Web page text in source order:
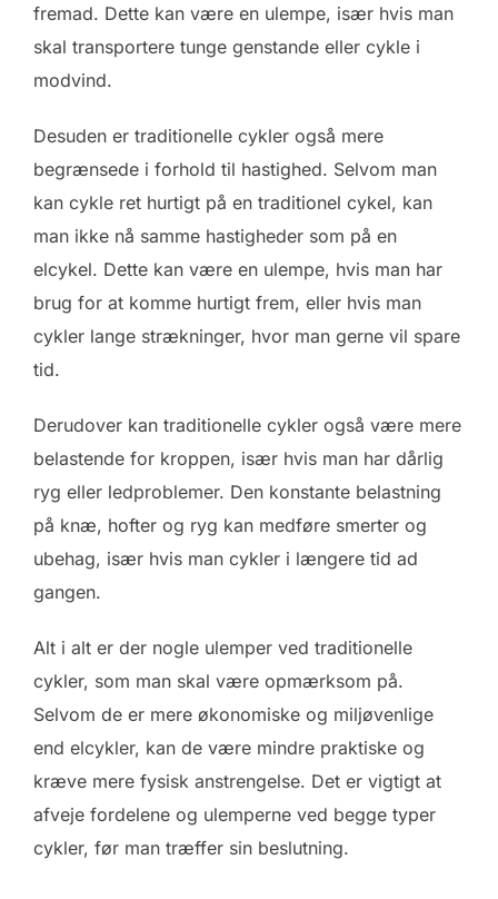
fremad. Dette kan være en ulempe, især hvis man
skal transportere tunge genstande eller cykle i
modvind.
Desuden er traditionelle cykler også mere
begrænsede i forhold til hastighed. Selvom man
kan cykle ret hurtigt på en traditionel cykel, kan
man ikke nå samme hastigheder som på en
elcykel. Dette kan være en ulempe, hvis man har
brug for at komme hurtigt frem, eller hvis man
cykler lange strækninger, hvor man gerne vil spare
tid.
Derudover kan traditionelle cykler også være mere
belastende for kroppen, især hvis man har dårlig
ryg eller ledproblemer. Den konstante belastning
på knæ, hofter og ryg kan medføre smerter og
ubehag, især hvis man cykler i længere tid ad
gangen.
Alt i alt er der nogle ulemper ved traditionelle
cykler, som man skal være opmærksom på.
Selvom de er mere økonomiske og miljøvenlige
end elcykler, kan de være mindre praktiske og
kræve mere fysisk anstrengelse. Det er vigtigt at
afveje fordelene og ulemperne ved begge typer
cykler, før man træffer sin beslutning.